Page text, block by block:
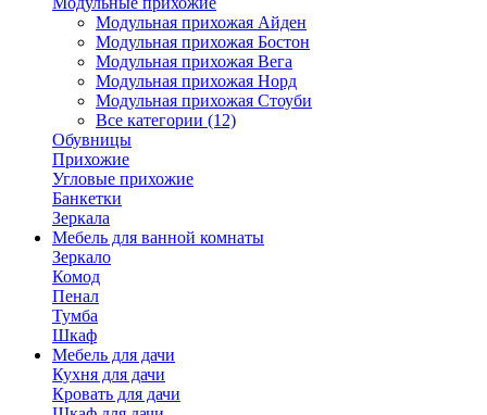
Модульная прихожая Айден
Модульная прихожая Бостон
Модульная прихожая Вега
Модульная прихожая Норд
Модульная прихожая Стоуби
Все категории (12)
Обувницы
Прихожие
Угловые прихожие
Банкетки
Зеркала
Мебель для ванной комнаты
Зеркало
Комод
Пенал
Тумба
Шкаф
Мебель для дачи
Кухня для дачи
Кровать для дачи